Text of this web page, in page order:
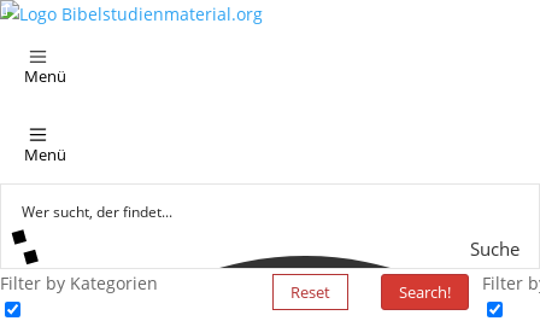
Menü
Menü
Suche
Filter by Kategorien Reset Search! Filter